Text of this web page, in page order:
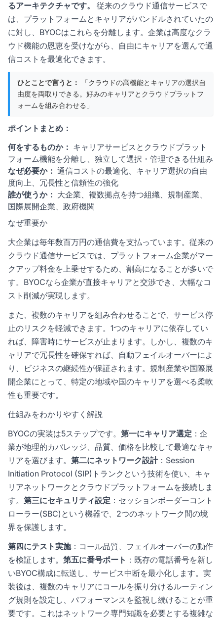
るアーキテクチャです。
従来のクラウド通信サービスで
は、プラットフォームとキャリアがバンドルされていたの
に対し、BYOCはこれらを分離します。企業は高度なクラ
ウド機能の恩恵を受けながら、自由にキャリアを選んで通
信コストを最適化できます。
ひとことで言うと：
「クラウドの高機能とキャリアの選択自
由度を両取りできる。好みのキャリアとクラウドプラットフ
ォームを組み合わせる」
ポイントまとめ：
何をするものか： キャリアサービスとクラウドプラット
フォーム機能を分離し、独立して選択・管理できる仕組み
なぜ必要か： 通信コストの最適化、キャリア選択の自由
度向上、冗長性と信頼性の強化
誰が使うか： 大企業、複数拠点を持つ組織、規制産業、
国際展開企業、政府機関
なぜ重要か
大企業は毎年数百万円の通信費を支払っています。従来の
クラウド通信サービスでは、プラットフォーム企業がマー
クアップ料金を上乗せするため、割高になることが多いで
す。BYOCなら企業が直接キャリアと交渉でき、大幅なコ
スト削減が実現します。
また、複数のキャリアを組み合わせることで、サービス停
止のリスクを軽減できます。1つのキャリアに依存してい
れば、障害時にサービスが止まります。しかし、複数のキ
ャリアで冗長性を確保すれば、自動フェイルオーバーによ
り、ビジネスの継続性が保証されます。規制産業や国際展
開企業にとって、特定の地域や国のキャリアを選べる柔軟
性も重要です。
仕組みをわかりやすく解説
BYOCの実装は5ステップです。 第一にキャリア選定 ：企
業が地理的カバレッジ、品質、価格を比較して最適なキャ
リアを選びます。 第二にネットワーク設計：Session
Initiation Protocol (SIP)トランクという技術を使い、キャ
リアネットワークとクラウドプラットフォームを接続しま
す。 第三にセキュリティ設定 ：セッションボーダーコント
ローラー(SBC)という機器で、2つのネットワーク間の境
界を保護します。
第四にテスト実施：コール品質、フェイルオーバーの動作
を検証します。 第五に番号ポート ：既存の電話番号を新し
いBYOC構成に転送し、サービス中断を最小化します。実
装後は、複数のキャリアにコールを振り分けるルーティン
グ規則を設定し、パフォーマンスを監視し続けることが重
要です。これはネットワーク専門知識を必要とする複雑な